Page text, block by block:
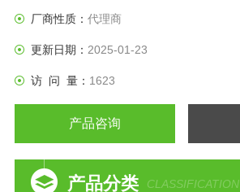
厂商性质： 代理商
更新日期： 2025-01-23
访 问 量： 1623
产品咨询
产品分类 CLASSIFICATION